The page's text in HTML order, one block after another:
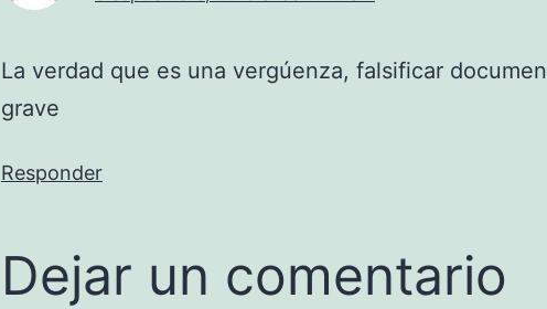
La verdad que es una vergúenza, falsificar
grave
Responder
Dejar un comentario